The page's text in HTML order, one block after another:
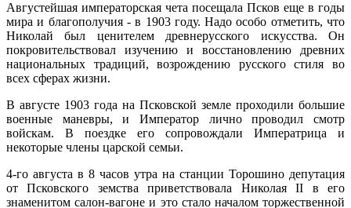
Августейшая императорская чета посещала Псков еще в годы
мира и благополучия - в 1903 году. Надо особо отметить, что
Николай был ценителем древнерусского искусства. Он
покровительствовал изучению и восстановлению древних
национальных традиций, возрождению русского стиля во
всех сферах жизни.
В августе 1903 года на Псковской земле проходили большие
военные маневры, и Император лично проводил смотр
войскам. В поездке его сопровождали Императрица и
некоторые чле­ны царской семьи.
4-го августа в 8 часов утра на станции Торошино депутация
от Псков­ского земства приветствовала Николая II в его
знаменитом салон-вагоне и это стало началом торжественной